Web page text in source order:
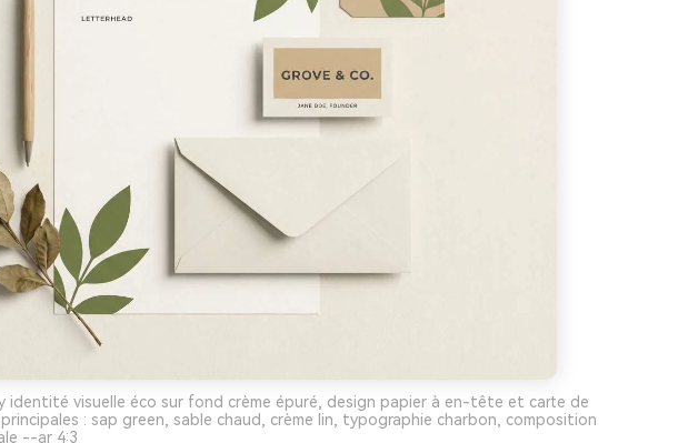
identité visuelle éco sur fond crème épuré, design papier à en-tête et carte de
: sap green, sable chaud, crème lin, typographie charbon, composition
--ar 4:3